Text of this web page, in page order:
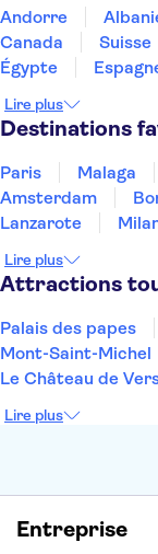
Andorre
Canada
Suisse
Égypte
Thaïlande
Lire plus
Destinations
Paris Malaga
Amsterdam
Lanzarote
Dubai
Minorque
Lire plus
Attractions
Palais des papes
Mont-Saint-Michel
Le Château de
La Chapelle Sixtine
Opéra Garnier
Lire plus
Entreprise